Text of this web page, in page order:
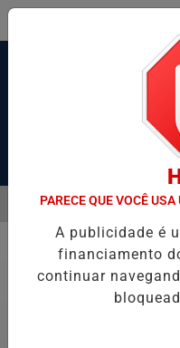
Pesquisar
GRAVE APÓS SER
EM ALTA
Economia
PARECE QUE VOCÊ
A publicidade é
financiamento
continuar